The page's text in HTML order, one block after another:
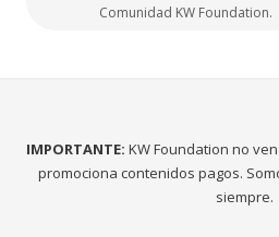
Comunidad KW Foundation.
IMPORTANTE: KW Foundation no
promociona contenidos pagos.
siempre.